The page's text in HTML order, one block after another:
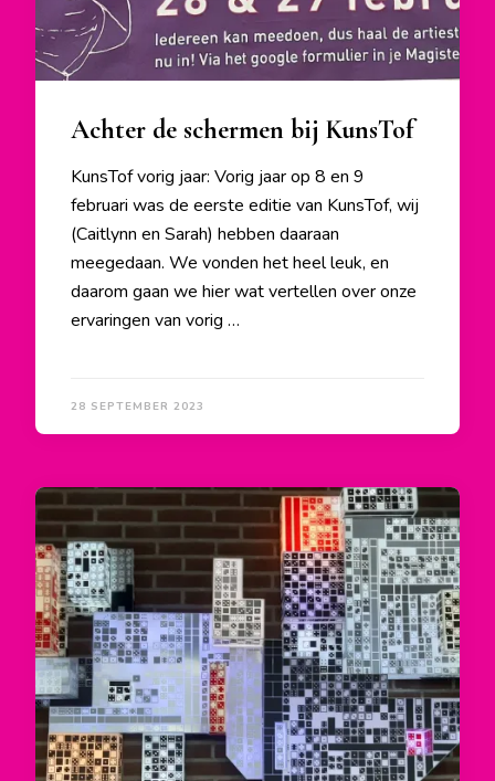
Achter de schermen bij KunsTof
KunsTof vorig jaar: Vorig jaar op 8 en 9
februari was de eerste editie van KunsTof, wij
(Caitlynn en Sarah) hebben daaraan
meegedaan. We vonden het heel leuk, en
daarom gaan we hier wat vertellen over onze
ervaringen van vorig …
28 SEPTEMBER 2023